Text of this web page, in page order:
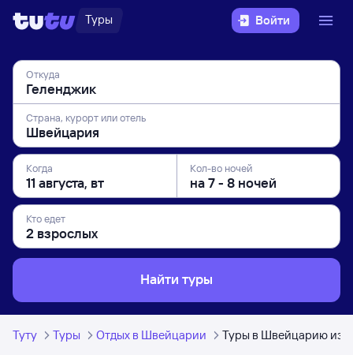
Туры Войти
Откуда
Страна, курорт или отель
Когда Кол-во ночей
Кто едет
Найти туры
Туту Туры Отдых в Швейцарии Туры в Швейцарию из